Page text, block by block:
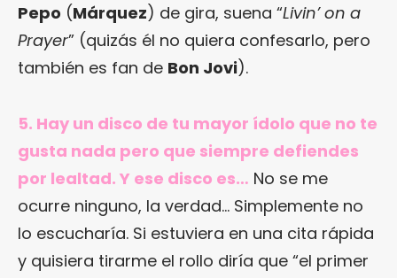
Pepo (Márquez) de gira, suena “Livin’ on a
Prayer” (quizás él no quiera confesarlo, pero
también es fan de Bon Jovi).
5. Hay un disco de tu mayor ídolo que no te
gusta nada pero que siempre defiendes
por lealtad. Y ese disco es… No se me
ocurre ninguno, la verdad… Simplemente no
lo escucharía. Si estuviera en una cita rápida
y quisiera tirarme el rollo diría que “el primer